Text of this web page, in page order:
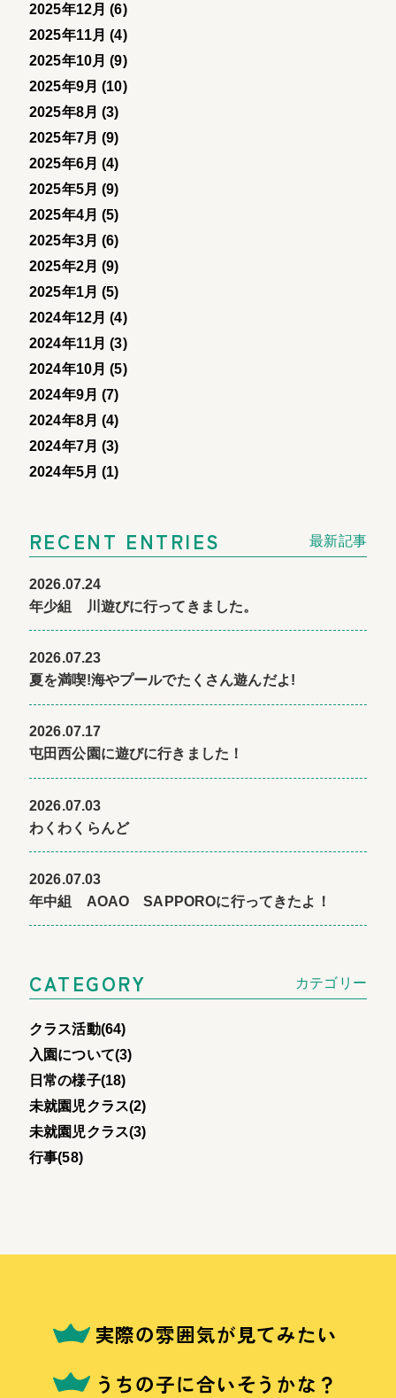
2025年12月 (6)
2025年11月 (4)
2025年10月 (9)
2025年9月 (10)
2025年8月 (3)
2025年7月 (9)
2025年6月 (4)
2025年5月 (9)
2025年4月 (5)
2025年3月 (6)
2025年2月 (9)
2025年1月 (5)
2024年12月 (4)
2024年11月 (3)
2024年10月 (5)
2024年9月 (7)
2024年8月 (4)
2024年7月 (3)
2024年5月 (1)
RECENT ENTRIES 最新記事
2026.07.24
年少組 川遊びに行ってきました。
2026.07.23
夏を満喫!海やプールでたくさん遊んだよ!
2026.07.17
屯田西公園に遊びに行きました！
2026.07.03
わくわくらんど
2026.07.03
年中組 AOAO SAPPOROに行ってきたよ！
CATEGORY カテゴリー
クラス活動(64)
入園について(3)
日常の様子(18)
未就園児クラス(2)
未就園児クラス(3)
行事(58)
実際の雰囲気が見てみたい
うちの子に合いそうかな？